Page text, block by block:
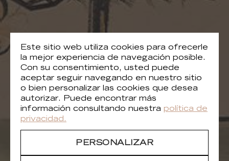
Este sitio web utiliza cookies para ofrecerle
la mejor experiencia de navegación posible.
Con su consentimiento, usted puede
aceptar seguir navegando en nuestro sitio
o bien personalizar las cookies que desea
autorizar. Puede encontrar más
información consultando nuestra política de
privacidad.
PERSONALIZAR